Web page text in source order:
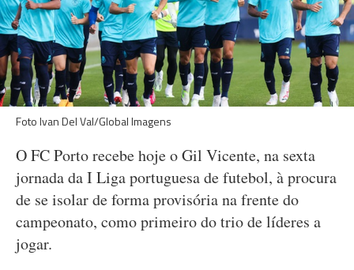
Foto Ivan Del Val/Global Imagens
O FC Porto recebe hoje o Gil Vicente, na sexta
jornada da I Liga portuguesa de futebol, à procura
de se isolar de forma provisória na frente do
campeonato, como primeiro do trio de líderes a
jogar.